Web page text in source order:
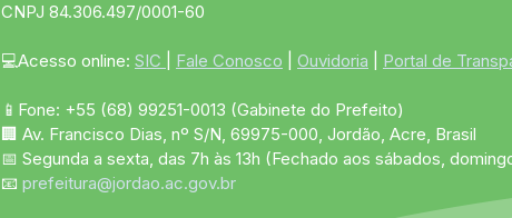
CNPJ 84.306.497/0001-60
💻Acesso online: SIC Fale Conosco Ouvidoria Portal de
📱Fone: +55 (68) 99251-0013 (Gabinete do Prefeito)
🏢 Av. Francisco Dias, nº S/N, 69975-000, Jordão, Acre, Brasil
📅 Segunda a sexta, das 7h às 13h (Fechado aos sábados,
📧 prefeitura@jordao.ac.gov.br